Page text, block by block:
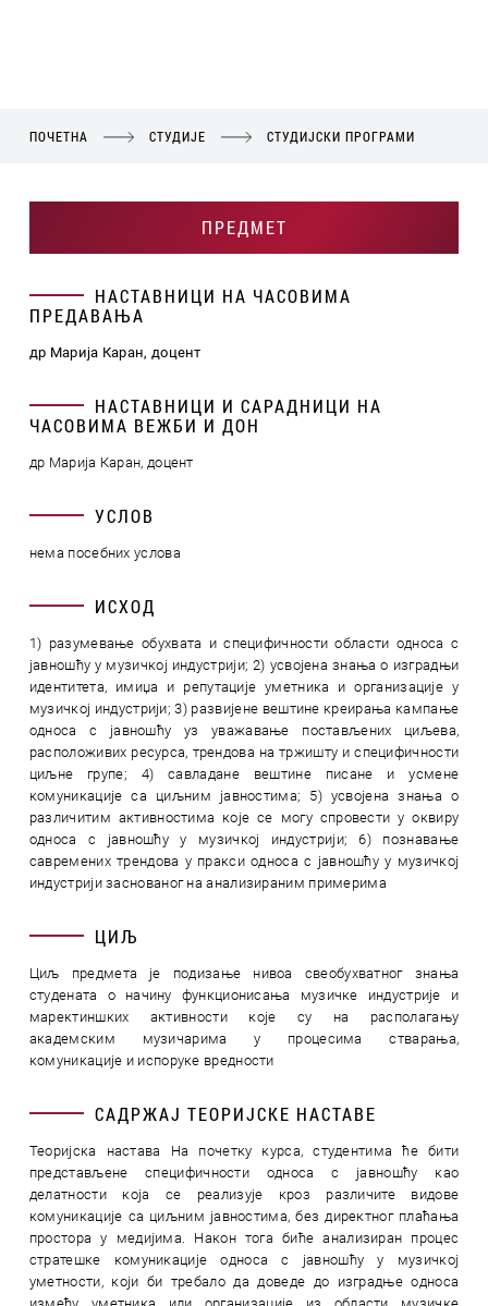
ПОЧЕТНА СТУДИЈЕ СТУДИЈСКИ ПРОГРАМИ
ПРЕДМЕТ
НАСТАВНИЦИ НА ЧАСОВИМА
ПРЕДАВАЊА
др Марија Каран, доцент
НАСТАВНИЦИ И САРАДНИЦИ НА
ЧАСОВИМА ВЕЖБИ И ДОН
др Марија Каран, доцент
УСЛОВ
нема посебних услова
ИСХОД
1) разумевање обухвата и специфичности области односа с
јавношћу у музичкој индустрији; 2) усвојена знања о изградњи
идентитета, имиџа и репутације уметника и организације у
музичкој индустрији; 3) развијене вештине креирања кампање
односа с јавношћу уз уважавање постављених циљева,
расположивих ресурса, трендова на тржишту и специфичности
циљне групе; 4) савладане вештине писане и усмене
комуникације са циљним јавностима; 5) усвојена знања о
различитим активностима које се могу спровести у оквиру
односа с јавношћу у музичкој индустрији; 6) познавање
савремених трендова у пракси односа с јавношћу у музичкој
индустрији заснованог на анализираним примерима
ЦИЉ
Циљ предмета је подизање нивоа свеобухватног знања
студената о начину функционисања музичке индустрије и
маректиншких активности које су на располагању
академским музичарима у процесима стварања,
комуникације и испоруке вредности
САДРЖАЈ ТЕОРИЈСКЕ НАСТАВЕ
Теоријска настава На почетку курса, студентима ће бити
представљене специфичности односа с јавношћу као
делатности која се реализује кроз различите видове
комуникације са циљним јавностима, без директног плаћања
простора у медијима. Након тога биће анализиран процес
стратешке комуникације односа с јавношћу у музичкој
уметности, који би требало да доведе до изградње односа